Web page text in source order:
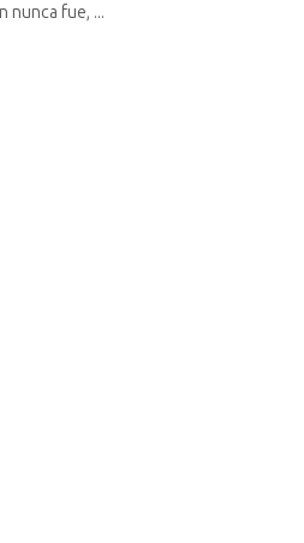
nunca fue, ...